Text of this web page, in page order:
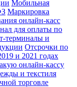
Мобильная
Маркировка
онлайн-касс
для оплаты по
терминалы и
Отсрочки по
и 2021 годах
онлайн-кассу
и текстиля
торговле